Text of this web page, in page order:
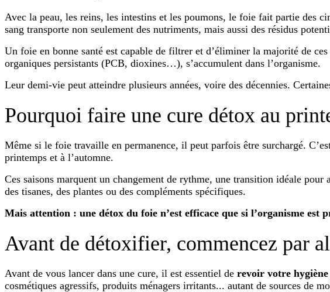
Avec la peau, les reins, les intestins et les poumons, le foie fait partie des
sang transporte non seulement des nutriments, mais aussi des résidus
Un foie en bonne santé est capable de filtrer et d’éliminer la majorité de
organiques persistants (PCB, dioxines…), s’accumulent dans l’organisme.
Leur demi-vie peut atteindre plusieurs années, voire des décennies.
Pourquoi faire une cure détox au
Même si le foie travaille en permanence, il peut parfois être surchargé.
printemps et à l’automne.
Ces saisons marquent un changement de rythme, une transition idéale
des tisanes, des plantes ou des compléments spécifiques.
Mais attention : une détox du foie n’est efficace que si l’organisme est
Avant de détoxifier, commencez par
Avant de vous lancer dans une cure, il est essentiel de revoir votre hygiène
cosmétiques agressifs, produits ménagers irritants... autant de sources de